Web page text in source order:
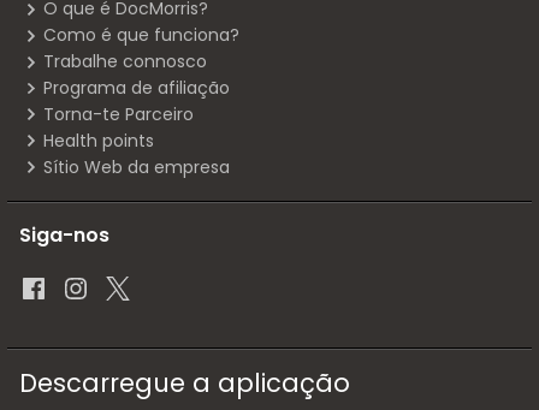
O que é DocMorris?
Como é que funciona?
Trabalhe connosco
Programa de afiliação
Torna-te Parceiro
Health points
Sítio Web da empresa
Siga-nos
Descarregue a aplicação